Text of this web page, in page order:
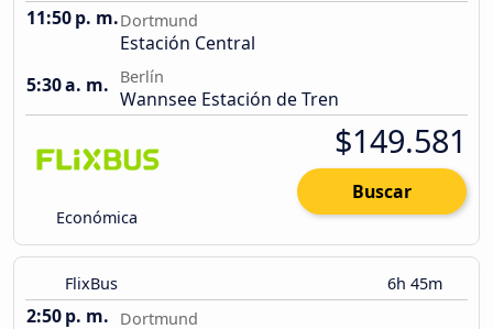
11:50 p. m.Dortmund
Estación Central
5:30 a. m.
Berlín
Wannsee Estación de Tren
Económica
$149.581
Buscar
FlixBus 6h 45m
2:50 p. m. Dortmund